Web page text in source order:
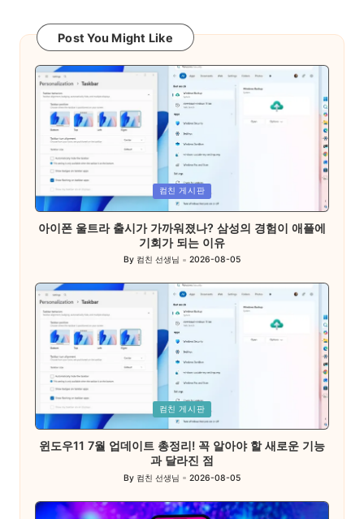
Post You Might Like
Posted
in
컴친 게시판
아이폰 울트라 출시가 가까워졌나? 삼성의 경험이 애플에
기회가 되는 이유
Posted
by
By 컴친 선생님 2026-08-05
Posted
in
컴친 게시판
윈도우11 7월 업데이트 총정리! 꼭 알아야 할 새로운 기능
과 달라진 점
Posted
By 컴친 선생님 2026-08-05